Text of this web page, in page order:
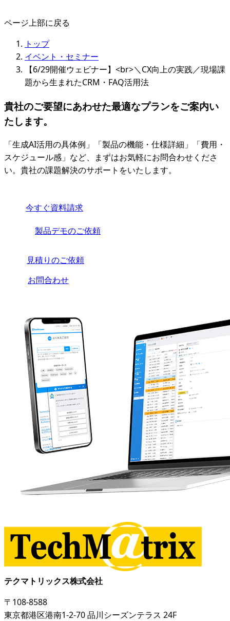
ページ上部に戻る
トップ
イベント・セミナー
【6/29開催ウェビナー】<br>＼CX向上の実践／現場課
題から生まれたCRM・FAQ活用法
貴社のご要望にあわせた最適なプランをご案内い
たします。
「生成AI活用の具体例」「製品の機能・仕様詳細」「費用・
スケジュール感」など、まずはお気軽にお問合わせくださ
い。貴社の課題解決のサポートをいたします。
今すぐ資料請求
製品デモのご依頼
見積りのご依頼
お問合わせ
テクマトリックス株式会社
〒108-8588
東京都港区港南1-2-70 品川シーズンテラス 24F